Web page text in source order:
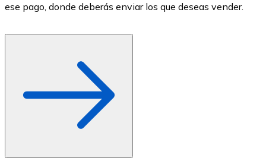
ese pago, donde deberás enviar los que deseas vender.